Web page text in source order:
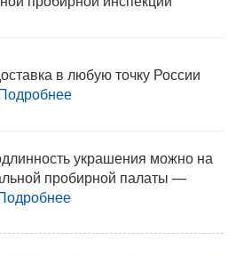
в любую точку России
украшения можно на
пробирной палаты —